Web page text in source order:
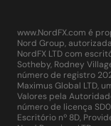
www.NordFX.com é
Nord Group,
NordFX LTD com
Sotheby, Rodney
número de registro
Maximus Global LTD,
Valores pela
número de licença
Escritório nº 8D,